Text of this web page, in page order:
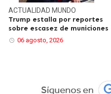
ACTUALIDADMUNDO
Trump estalla por reportes
sobre escasez de municiones
06 agosto, 2026